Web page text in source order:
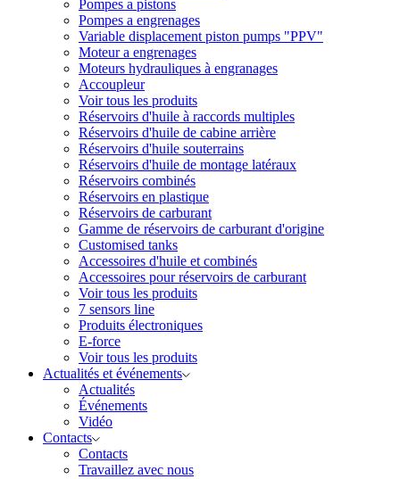
Pompes a pistons
Pompes a engrenages
Variable displacement piston pumps "PPV"
Moteur a engrenages
Moteurs hydrauliques à engranages
Accoupleur
Voir tous les produits
Réservoirs d'huile à raccords multiples
Réservoirs d'huile de cabine arrière
Réservoirs d'huile souterrains
Réservoirs d'huile de montage latéraux
Réservoirs combinés
Réservoirs en plastique
Réservoirs de carburant
Gamme de réservoirs de carburant d'origine
Customised tanks
Accessoires d'huile et combinés
Accessoires pour réservoirs de carburant
Voir tous les produits
7 sensors line
Produits électroniques
E-force
Voir tous les produits
Actualités et événements
Actualités
Événements
Vidéo
Contacts
Contacts
Travaillez avec nous